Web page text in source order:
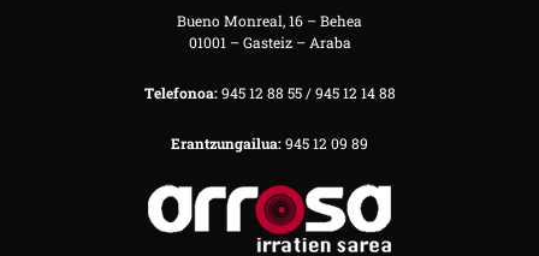
Bueno Monreal, 16 – Behea
01001 – Gasteiz – Araba
Telefonoa:945 12 88 55 / 945 12 14 88
Erantzungailua:945 12 09 89